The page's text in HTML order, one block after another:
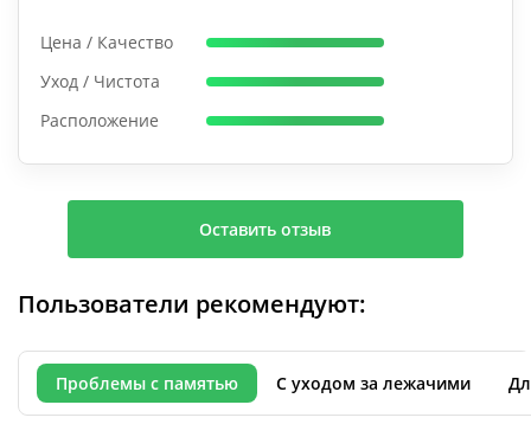
Цена / Качество
Уход / Чистота
Расположение
Оставить отзыв
Пользователи рекомендуют:
Проблемы с памятью С уходом за лежачими